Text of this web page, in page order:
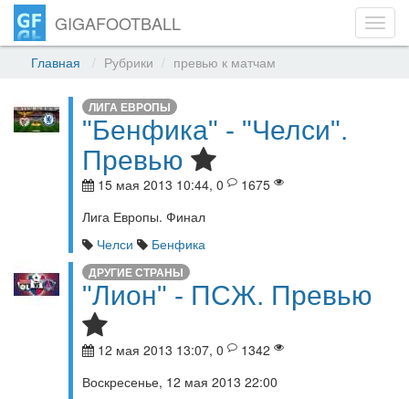
GIGAFOOTBALL
Главная Рубрики превью к матчам
ЛИГА ЕВРОПЫ
"Бенфика" - "Челси".
Превью
15 мая 2013 10:44, 0
1675
Лига Европы. Финал
Челси
Бенфика
ДРУГИЕ СТРАНЫ
"Лион" - ПСЖ. Превью
12 мая 2013 13:07, 0
1342
Воскресенье, 12 мая 2013 22:00